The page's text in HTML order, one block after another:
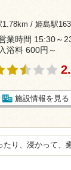
1.78km / 姫島駅
業時間 15:30～
浴料 600円～
施設情報を見る
り、浸かって、